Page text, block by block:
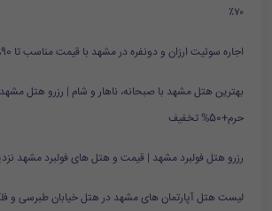
۷۰٪
اجاره سوئیت ارزان و دونفره در مشهد با قیمت مناسب تا 90%تخفیف
بهترین هتل مشهد با صبحانه، ناهار و شام | رزرو هتل
حرم+50% تخفیف
رزرو هتل فولبرد مشهد | قیمت و هتل های فولبرد مشهد نزدیک
لیست هتل آپارتمان های مشهد در هتل خیابان طبرسی و فلکه آب +